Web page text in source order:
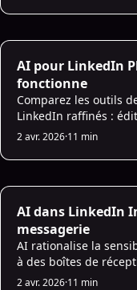
AI Prospecting
AI pour LinkedIn
fonctionne
Comparez les outils
LinkedIn raffinés :
techniques, prix et
2 avr. 2026·11 min
AI Sales Infrastructure
AI dans LinkedIn
messagerie
AI rationalise la
à des boîtes de
prédictive des
2 avr. 2026·11 min